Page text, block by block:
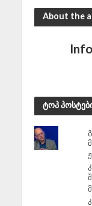
About the
ტოპ